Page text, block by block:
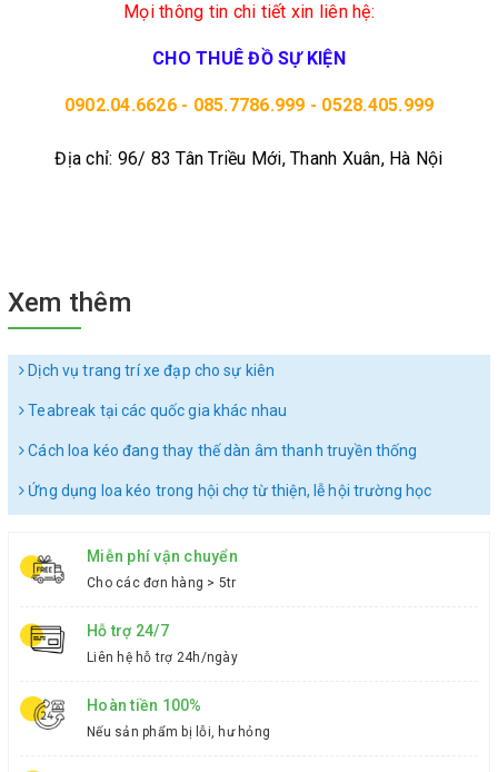
Mọi thông tin chi tiết xin liên hệ:
CHO THUÊ ĐỒ SỰ KIỆN
0902.04.6626 - 085.7786.999 - 0528.405.999
Địa chỉ: 96/ 83 Tân Triều Mới, Thanh Xuân, Hà Nội
Xem thêm
Dịch vụ trang trí xe đạp cho sự kiên
Teabreak tại các quốc gia khác nhau
Cách loa kéo đang thay thế dàn âm thanh truyền thống
Ứng dụng loa kéo trong hội chợ từ thiện, lễ hội trường học
Miễn phí vận chuyển
Cho các đơn hàng > 5tr
Hỗ trợ 24/7
Liên hệ hỗ trợ 24h/ngày
Hoàn tiền 100%
Nếu sản phẩm bị lỗi, hư hỏng